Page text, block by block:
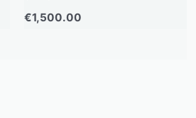
€1,500.00